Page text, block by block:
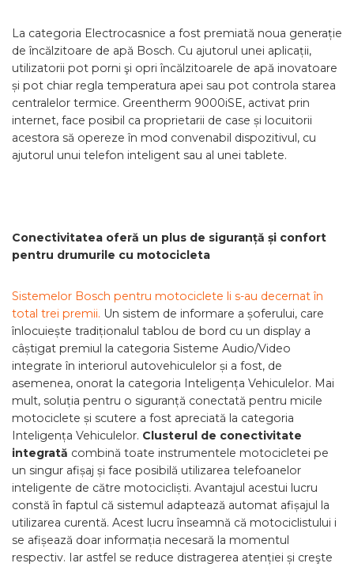
La categoria Electrocasnice a fost premiată noua generație
de încălzitoare de apă Bosch. Cu ajutorul unei aplicații,
utilizatorii pot porni şi opri încălzitoarele de apă inovatoare
și pot chiar regla temperatura apei sau pot controla starea
centralelor termice. Greentherm 9000iSE, activat prin
internet, face posibil ca proprietarii de case și locuitorii
acestora să opereze în mod convenabil dispozitivul, cu
ajutorul unui telefon inteligent sau al unei tablete.
Conectivitatea oferă un plus de siguranță și confort
pentru drumurile cu motocicleta
Sistemelor Bosch pentru motociclete li s-au decernat în
total trei premii. Un sistem de informare a șoferului, care
înlocuiește tradiționalul tablou de bord cu un display a
câștigat premiul la categoria Sisteme Audio/Video
integrate în interiorul autovehiculelor și a fost, de
asemenea, onorat la categoria Inteligența Vehiculelor. Mai
mult, soluția pentru o siguranță conectată pentru micile
motociclete și scutere a fost apreciată la categoria
Inteligența Vehiculelor. Clusterul de conectivitate
integrată combină toate instrumentele motocicletei pe
un singur afișaj și face posibilă utilizarea telefoanelor
inteligente de către motocicliști. Avantajul acestui lucru
constă în faptul că sistemul adaptează automat afișajul la
utilizarea curentă. Acest lucru înseamnă că motociclistului i
se afișează doar informația necesară la momentul
respectiv. Iar astfel se reduce distragerea atenției și creşte